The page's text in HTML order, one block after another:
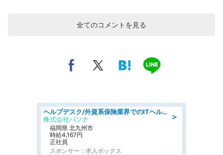
全てのコメントを見る
＞
ヘルプデスク/外資系保険業界でのITヘルプデスク業務/駅近/即日勤務可/ヘルプデスク
株式会社パソナ
福岡県 北九州市
時給4,167円
正社員
スポンサー：求人ボックス